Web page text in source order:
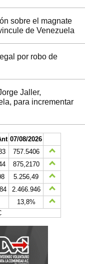
sobre el magnate
de Venezuela
por robo de
Jaller,
para incrementar
07/08/2026
757.5406
875,2170
5.256,49
2.466.946
13,8%